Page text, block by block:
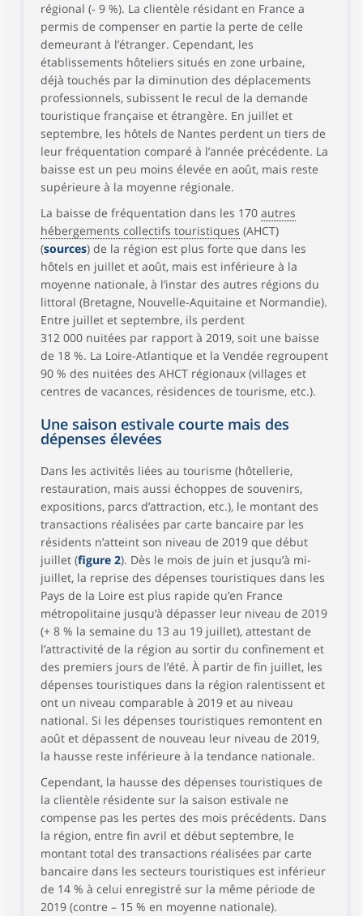
régional (‑ 9 %). La clientèle résidant en France a
permis de compenser en partie la perte de celle
demeurant à l’étranger. Cependant, les
établissements hôteliers situés en zone urbaine,
déjà touchés par la diminution des déplacements
professionnels, subissent le recul de la demande
touristique française et étrangère. En juillet et
septembre, les hôtels de Nantes perdent un tiers de
leur fréquentation comparé à l’année précédente. La
baisse est un peu moins élevée en août, mais reste
supérieure à la moyenne régionale.
La baisse de fréquentation dans les 170 autres
hébergements collectifs touristiques (AHCT)
(sources) de la région est plus forte que dans les
hôtels en juillet et août, mais est inférieure à la
moyenne nationale, à l’instar des autres régions du
littoral (Bretagne, Nouvelle-Aquitaine et Normandie).
Entre juillet et septembre, ils perdent
312 000 nuitées par rapport à 2019, soit une baisse
de 18 %. La Loire-Atlantique et la Vendée regroupent
90 % des nuitées des AHCT régionaux (villages et
centres de vacances, résidences de tourisme, etc.).
Une saison estivale courte mais des
dépenses élevées
Dans les activités liées au tourisme (hôtellerie,
restauration, mais aussi échoppes de souvenirs,
expositions, parcs d’attraction, etc.), le montant des
transactions réalisées par carte bancaire par les
résidents n’atteint son niveau de 2019 que début
juillet (figure 2). Dès le mois de juin et jusqu’à mi-
juillet, la reprise des dépenses touristiques dans les
Pays de la Loire est plus rapide qu’en France
métropolitaine jusqu’à dépasser leur niveau de 2019
(+ 8 % la semaine du 13 au 19 juillet), attestant de
l’attractivité de la région au sortir du confinement et
des premiers jours de l’été. À partir de fin juillet, les
dépenses touristiques dans la région ralentissent et
ont un niveau comparable à 2019 et au niveau
national. Si les dépenses touristiques remontent en
août et dépassent de nouveau leur niveau de 2019,
la hausse reste inférieure à la tendance nationale.
Cependant, la hausse des dépenses touristiques de
la clientèle résidente sur la saison estivale ne
compense pas les pertes des mois précédents. Dans
la région, entre fin avril et début septembre, le
montant total des transactions réalisées par carte
bancaire dans les secteurs touristiques est inférieur
de 14 % à celui enregistré sur la même période de
2019 (contre – 15 % en moyenne nationale).